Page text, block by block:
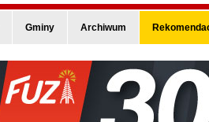
Gminy Archiwum